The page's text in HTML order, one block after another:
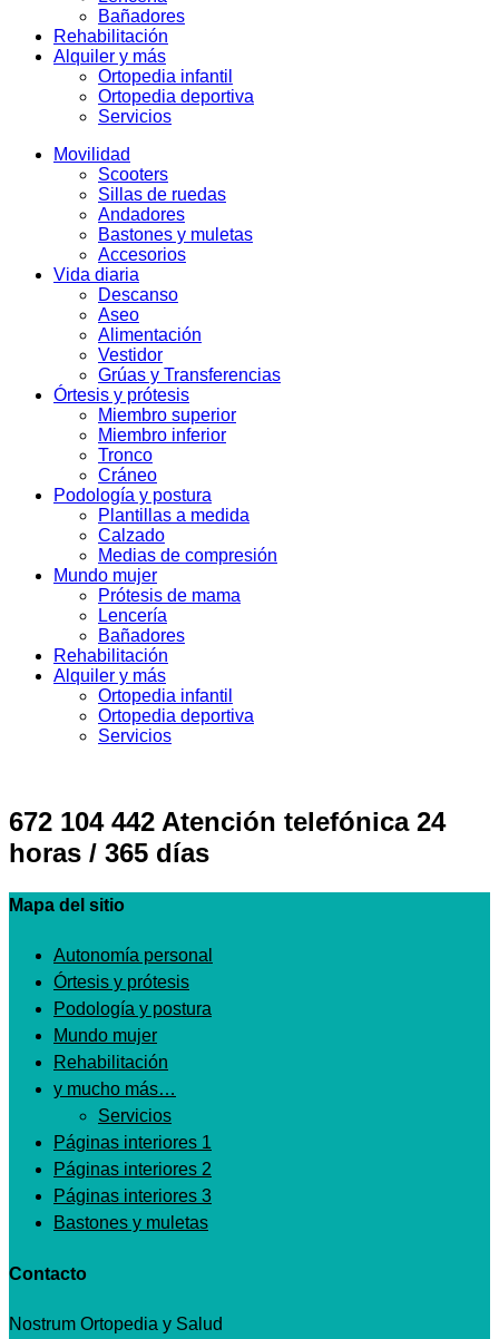
Bañadores
Rehabilitación
Alquiler y más
Ortopedia infantil
Ortopedia deportiva
Servicios
Movilidad
Scooters
Sillas de ruedas
Andadores
Bastones y muletas
Accesorios
Vida diaria
Descanso
Aseo
Alimentación
Vestidor
Grúas y Transferencias
Órtesis y prótesis
Miembro superior
Miembro inferior
Tronco
Cráneo
Podología y postura
Plantillas a medida
Calzado
Medias de compresión
Mundo mujer
Prótesis de mama
Lencería
Bañadores
Rehabilitación
Alquiler y más
Ortopedia infantil
Ortopedia deportiva
Servicios
672 104 442 Atención telefónica 24
horas / 365 días
Mapa del sitio
Autonomía personal
Órtesis y prótesis
Podología y postura
Mundo mujer
Rehabilitación
y mucho más…
Servicios
Páginas interiores 1
Páginas interiores 2
Páginas interiores 3
Bastones y muletas
Contacto
Nostrum Ortopedia y Salud